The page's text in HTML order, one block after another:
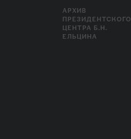
АРХИВ
ПРЕЗИДЕНТСКОГО
ЦЕНТРА Б.Н.
ЕЛЬЦИНА